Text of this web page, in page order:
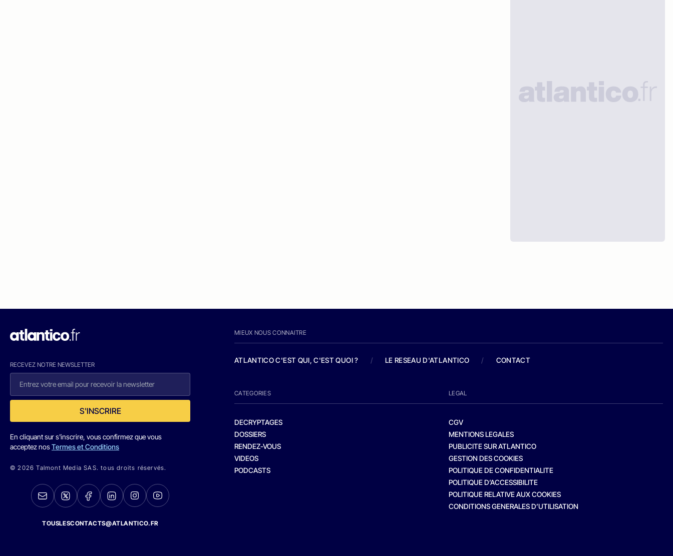
RECEVEZ NOTRE NEWSLETTER
S'INSCRIRE
En cliquant sur s'inscrire, vous confirmez que vous
acceptez nosTermes et Conditions
© 2026 Talmont Media SAS. tous droits réservés.
TOUSLESCONTACTS@ATLANTICO.FR
MIEUX NOUS CONNAITRE
ATLANTICO C'EST QUI, C'EST QUOI ? / LE RESEAU D'ATLANTICO / CONTACT
CATEGORIES
DECRYPTAGES
DOSSIERS
RENDEZ-VOUS
VIDEOS
PODCASTS
LEGAL
CGV
MENTIONS LEGALES
PUBLICITE SUR ATLANTICO
GESTION DES COOKIES
POLITIQUE DE CONFIDENTIALITE
POLITIQUE D’ACCESSIBILITE
POLITIQUE RELATIVE AUX COOKIES
CONDITIONS GENERALES D’UTILISATION